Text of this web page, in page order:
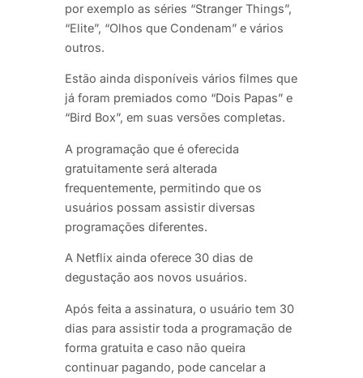
por exemplo as séries “Stranger Things”,
“Elite”, “Olhos que Condenam” e vários
outros.
Estão ainda disponíveis vários filmes que
já foram premiados como “Dois Papas” e
“Bird Box”, em suas versões completas.
A programação que é oferecida
gratuitamente será alterada
frequentemente, permitindo que os
usuários possam assistir diversas
programações diferentes.
A Netflix ainda oferece 30 dias de
degustação aos novos usuários.
Após feita a assinatura, o usuário tem 30
dias para assistir toda a programação de
forma gratuita e caso não queira
continuar pagando, pode cancelar a